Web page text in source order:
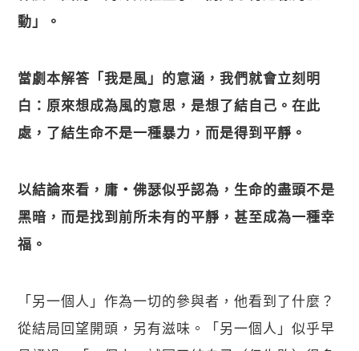
動」。
當劇本解答「我是風」的意涵，我們就會立刻明
白：原來想成為風的意思，是想了結自己。在此
處，了結生命不是一種暴力，而是得到平靜。
以結論來看，庸・佛瑟似乎認為，生命的盡頭不是
黑暗，而是找到前所未有的平靜，甚至成為一種幸
福。
「另一個人」作為一切的參與者，他看到了什麼？
從結局回望開頭，另有滋味。「另一個人」似乎早